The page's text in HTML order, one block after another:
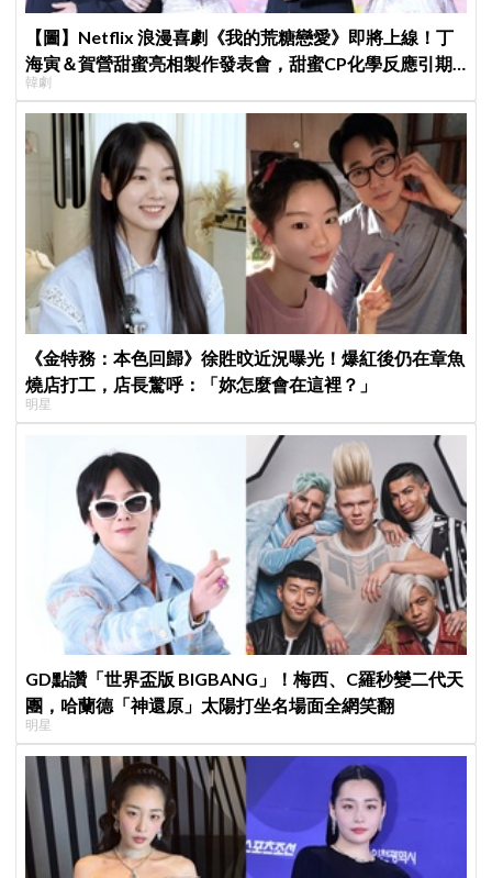
【圖】Netflix 浪漫喜劇《我的荒糖戀愛》即將上線！丁
海寅＆賀營甜蜜亮相製作發表會，甜蜜CP化學反應引期
待
韓劇
《金特務：本色回歸》徐貹旼近況曝光！爆紅後仍在章魚
燒店打工，店長驚呼：「妳怎麼會在這裡？」
明星
GD點讚「世界盃版 BIGBANG」！梅西、C羅秒變二代天
團，哈蘭德「神還原」太陽打坐名場面全網笑翻
明星